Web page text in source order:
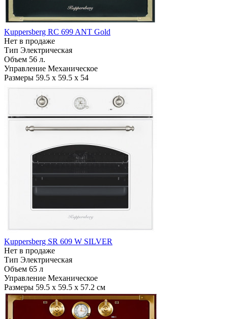
Kuppersberg RC 699 ANT Gold
Нет в продаже
Тип Электрическая
Объем 56 л.
Управление Механическое
Размеры 59.5 х 59.5 х 54
Kuppersberg SR 609 W SILVER
Нет в продаже
Тип Электрическая
Объем 65 л
Управление Механическое
Размеры 59.5 х 59.5 х 57.2 см